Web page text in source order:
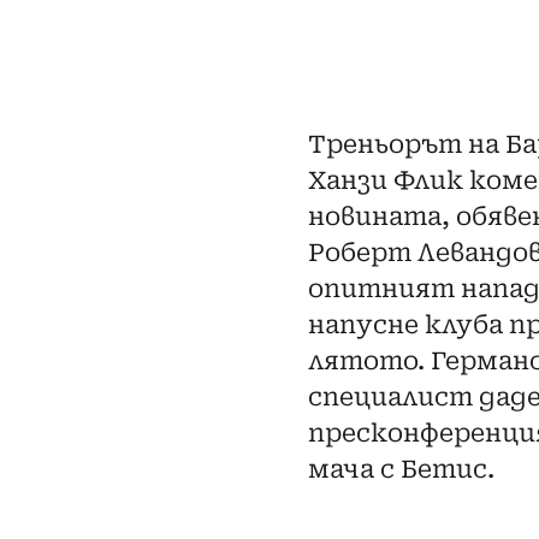
Треньорът на
Ханзи Флик
новината,
Роберт
опитният
напусне клуба
лятото.
специалист
мача с Бетис.